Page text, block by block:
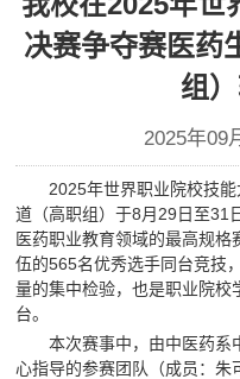
决赛争夺赛医药
组
2025年09
2025年世界职业院校技
道（高职组）于8月29日至31
医药职业教育领域的最高规
伍的565名优秀选手同台竞技
量的集中检验，也是职业院校
台。
本次赛事中，由中医药系
心指导的参赛团队（成员：朱